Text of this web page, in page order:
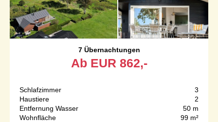
7 Übernachtungen
Ab EUR 862,-
Schlafzimmer
3
Haustiere
2
Entfernung Wasser
50 m
Wohnfläche
99 m²